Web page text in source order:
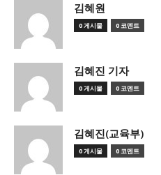
김혜원
0 게시물 0 코멘트
김혜진 기자
0 게시물 0 코멘트
김혜진(교육부)
0 게시물 0 코멘트